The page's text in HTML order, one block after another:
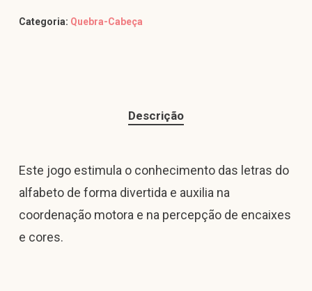
Categoria: Quebra-Cabeça
Descrição
Este jogo estimula o conhecimento das letras do
alfabeto de forma divertida e auxilia na
coordenação motora e na percepção de encaixes
e cores.